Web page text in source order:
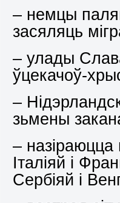
– немцы
засяляць
– улады
ўцекачоў-
–
зьмены
–
Італіяй і
Сербіяй і